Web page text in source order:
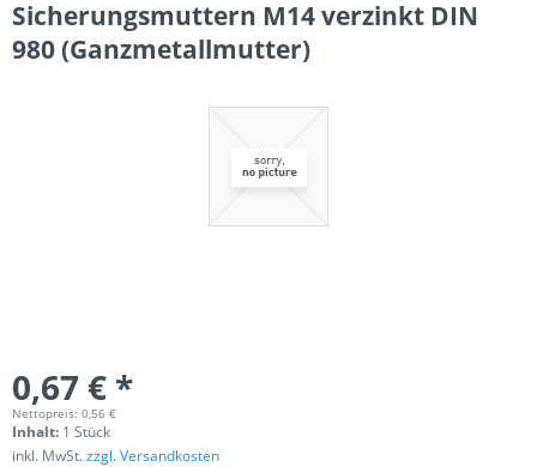
Sicherungsmuttern M14 verzinkt DIN
980 (Ganzmetallmutter)
0,67 € *
Nettopreis: 0,56 €
Inhalt: 1 Stück
inkl. MwSt.zzgl. Versandkosten